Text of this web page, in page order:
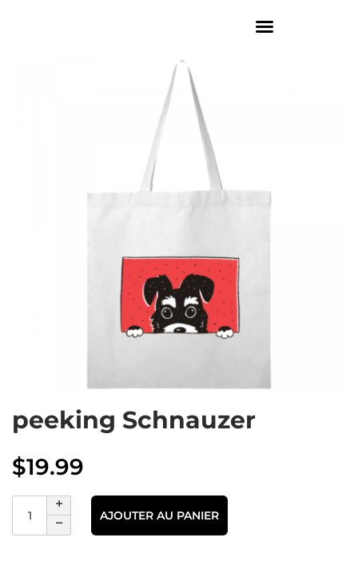
peeking Schnauzer
$19.99
AJOUTER AU PANIER